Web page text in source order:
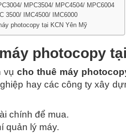
MPC3504/ MPC4504/ MPC6004
3500/ IMC4500/ IMC6000
photocopy tại KCN Yên Mỹ
photocopy
vụ cho thuê máy
hay các công ty xây
chính để mua.
quản lý máy.